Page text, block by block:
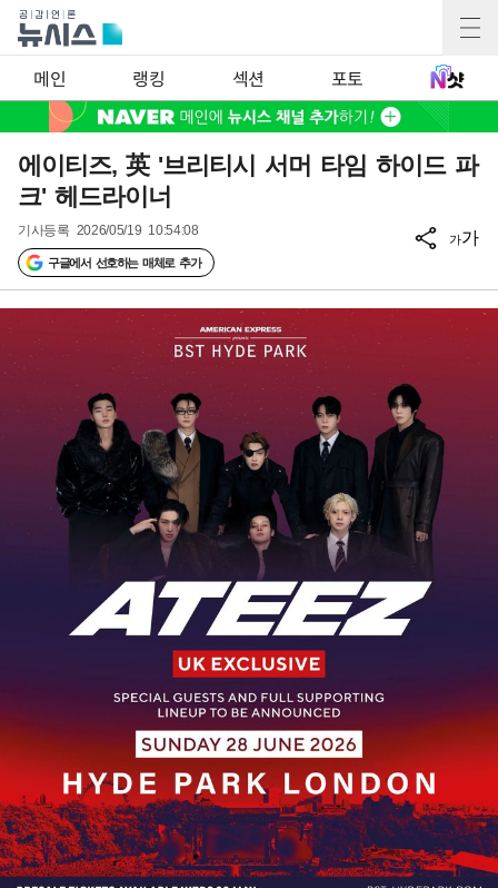
메인 랭킹 섹션 포토
에이티즈, 英 '브리티시 서머 타임 하이드 파
크' 헤드라이너
기사등록 2026/05/19 10:54:08
구글에서 선호하는 매체로 추가
가가